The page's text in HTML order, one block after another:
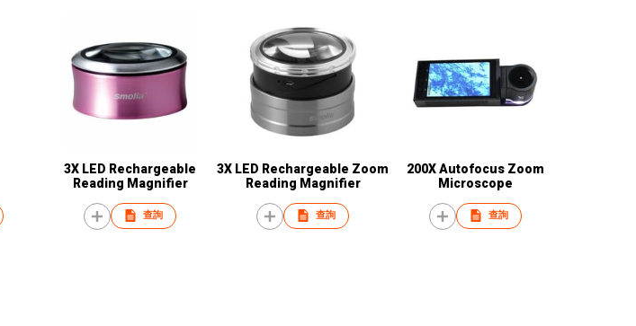
3X LED Rechargeable
Reading Magnifier
查詢
3X LED Rechargeable Zoom
Reading Magnifier
查詢
200X Autofocus Zoom
Microscope
查詢